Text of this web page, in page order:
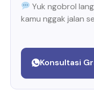
Yuk ngobrol
kamu nggak jalan
Konsultasi